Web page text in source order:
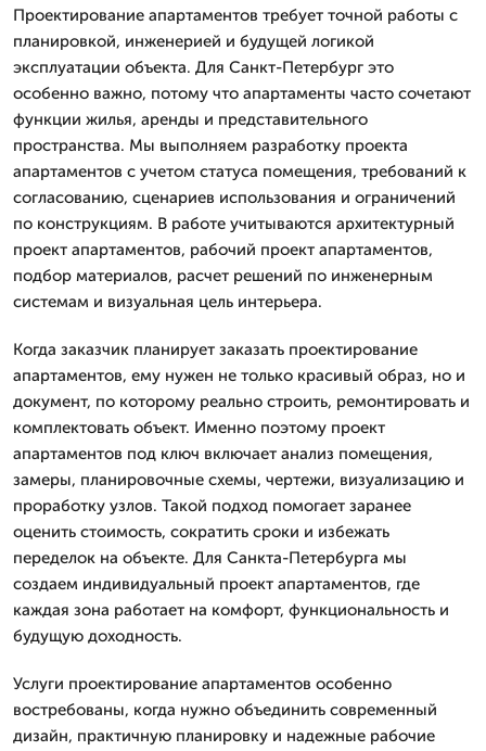
Проектирование апартаментов требует точной работы с
планировкой, инженерией и будущей логикой
эксплуатации объекта. Для Санкт-Петербург это
особенно важно, потому что апартаменты часто сочетают
функции жилья, аренды и представительного
пространства. Мы выполняем разработку проекта
апартаментов с учетом статуса помещения, требований к
согласованию, сценариев использования и ограничений
по конструкциям. В работе учитываются архитектурный
проект апартаментов, рабочий проект апартаментов,
подбор материалов, расчет решений по инженерным
системам и визуальная цель интерьера.
Когда заказчик планирует заказать проектирование
апартаментов, ему нужен не только красивый образ, но и
документ, по которому реально строить, ремонтировать и
комплектовать объект. Именно поэтому проект
апартаментов под ключ включает анализ помещения,
замеры, планировочные схемы, чертежи, визуализацию и
проработку узлов. Такой подход помогает заранее
оценить стоимость, сократить сроки и избежать
переделок на объекте. Для Санкта-Петербурга мы
создаем индивидуальный проект апартаментов, где
каждая зона работает на комфорт, функциональность и
будущую доходность.
Услуги проектирование апартаментов особенно
востребованы, когда нужно объединить современный
дизайн, практичную планировку и надежные рабочие